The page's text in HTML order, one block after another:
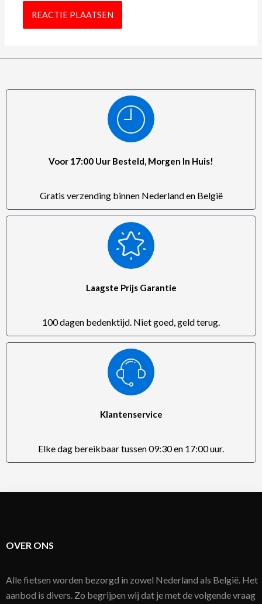
Voor 17:00 Uur Besteld, Morgen In Huis!
Gratis verzending binnen Nederland en België
Laagste Prijs Garantie
100 dagen bedenktijd. Niet goed, geld terug.
Klantenservice
Elke dag bereikbaar tussen 09:30 en 17:00 uur.
OVER ONS
Alle fietsen worden bezorgd in zowel Nederland als België. Het
aanbod is divers. Zo begrijpen wij dat je met de volgende vraag